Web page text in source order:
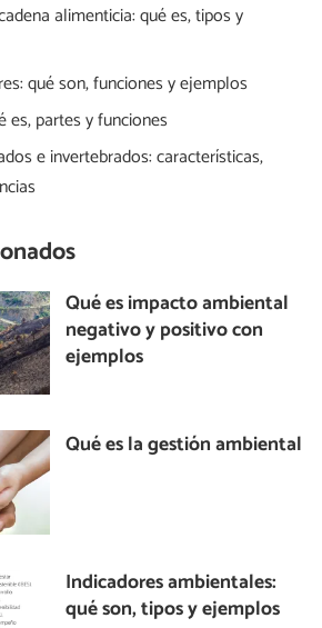
alimenticia: qué es, tipos y
qué son, funciones y ejemplos
es, partes y funciones
e invertebrados: características,
Qué es impacto ambiental
negativo y positivo con
ejemplos
Qué es la gestión ambiental
Indicadores ambientales:
qué son, tipos y ejemplos